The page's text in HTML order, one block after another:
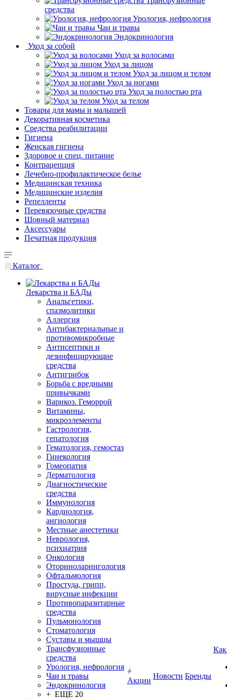
средства
Урология, нефрология
Чаи и травы
Эндокринология
Уход за собой
Уход за волосами
Уход за лицом
Уход за лицом и телом
Уход за ногами
Уход за полостью рта
Уход за телом
Товары для мамы и малышей
Декоративная косметика
Средства реабилитации
Гигиена
Женская гигиена
Здоровое и спец. питание
Контрацепция
Лечебно-профилактическое белье
Медицинская техника
Медицинские изделия
Репелленты
Перевязочные средства
Шовный материал
Аксессуары
Печатная продукция
Каталог
Лекарства и БАДы
Анальгетики,
спазмолитики
Аллергия
Антибактериальные и
противомикробные
Антисептики и
дезинфицирующие
средства
Антигрибок
Борьба с вредными
привычками
Варикоз. Геморрой
Витамины,
микроэлементы
Гастрология,
гепатология
Гематология, гемостаз
Гинекология
Гомеопатия
Дерматология
Диагностические
средства
Иммунология
Кардиология,
ангиология
Местные анестетики
Неврология,
психиатрия
Онкология
Оториноларингология
Офтальмология
Простуда, грипп,
вирусные инфекции
Противопаразитарные
средства
Пульмонология
Стоматология
Суставы и мышцы
Трансфузионные
средства
Урология, нефрология
Чаи и травы
Эндокринология
+ ЕЩЕ 20
Акции
Новости Бренды